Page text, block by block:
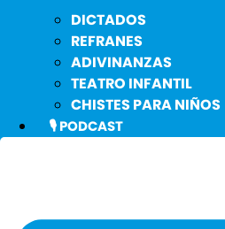
DICTADOS
REFRANES
ADIVINANZAS
TEATRO INFANTIL
CHISTES PARA NIÑOS
🎙️ PODCAST